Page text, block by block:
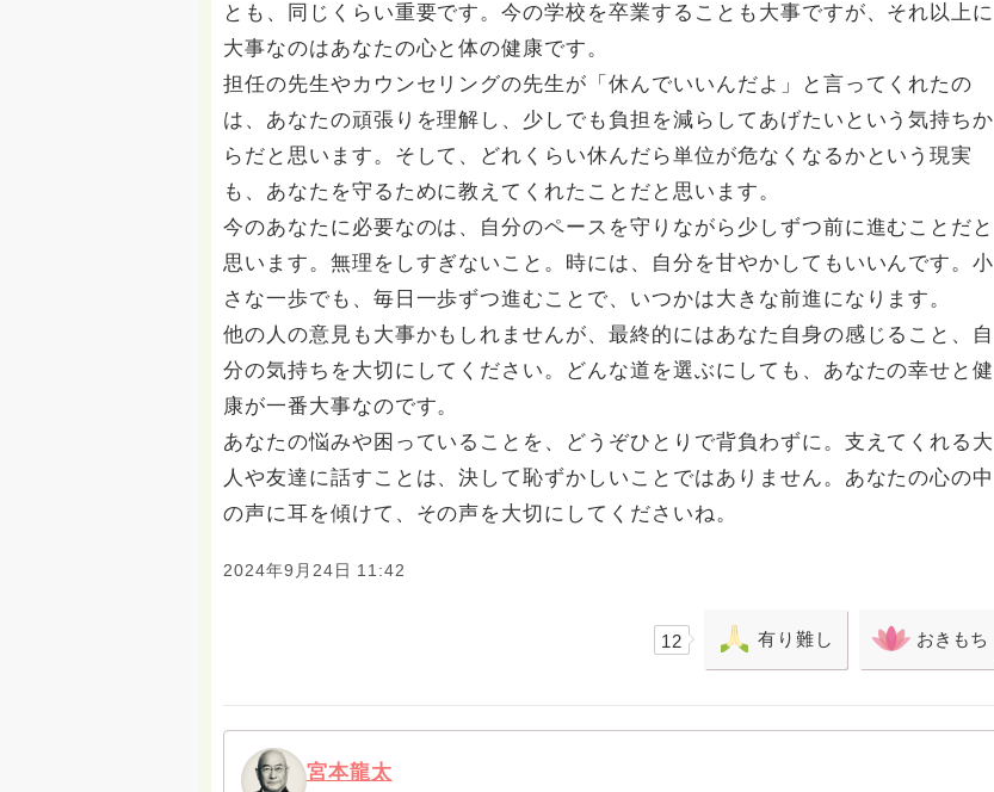
とも、同じくらい重要です。今の学校を卒業することも大事ですが、それ以上に
大事なのはあなたの心と体の健康です。
担任の先生やカウンセリングの先生が「休んでいいんだよ」と言ってくれたの
は、あなたの頑張りを理解し、少しでも負担を減らしてあげたいという気持ちか
らだと思います。そして、どれくらい休んだら単位が危なくなるかという現実
も、あなたを守るために教えてくれたことだと思います。
今のあなたに必要なのは、自分のペースを守りながら少しずつ前に進むことだと
思います。無理をしすぎないこと。時には、自分を甘やかしてもいいんです。小
さな一歩でも、毎日一歩ずつ進むことで、いつかは大きな前進になります。
他の人の意見も大事かもしれませんが、最終的にはあなた自身の感じること、自
分の気持ちを大切にしてください。どんな道を選ぶにしても、あなたの幸せと健
康が一番大事なのです。
あなたの悩みや困っていることを、どうぞひとりで背負わずに。支えてくれる大
人や友達に話すことは、決して恥ずかしいことではありません。あなたの心の中
の声に耳を傾けて、その声を大切にしてくださいね。
2024年9月24日 11:42
12 有り難し おきもち
宮本龍太